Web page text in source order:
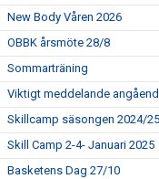
New Body Våren 2026
OBBK årsmöte 28/8
Sommarträning
Viktigt meddelande
Skillcamp säsongen 2024/25
Skill Camp 2-4- Januari 2025
Basketens Dag 27/10